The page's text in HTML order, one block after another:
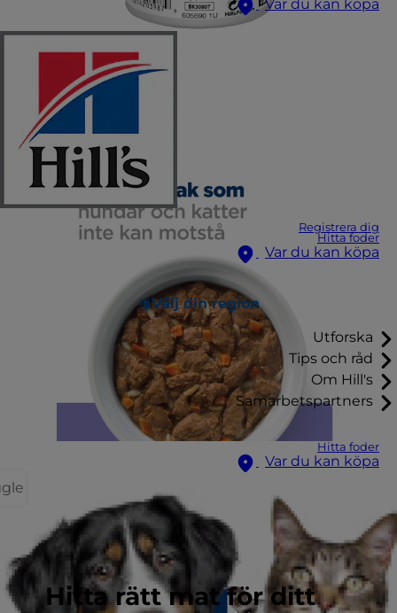
Var du kan köpa
Registrera dig
Hitta foder
Var du kan köpa
Välj din region
Utforska
Tips och råd
Om Hill's
Samarbetspartners
Hitta foder
Var du kan köpa
Hitta rätt mat för ditt